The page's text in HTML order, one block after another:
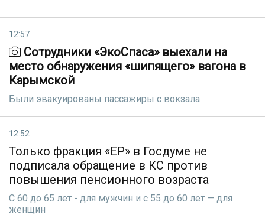
12:57
Сотрудники «ЭкоСпаса» выехали на
место обнаружения «шипящего» вагона в
Карымской
Были эвакуированы пассажиры с вокзала
12:52
Только фракция «ЕР» в Госдуме не
подписала обращение в КС против
повышения пенсионного возраста
С 60 до 65 лет - для мужчин и с 55 до 60 лет — для
женщин